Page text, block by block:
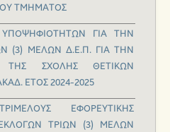
ΤΜΗΜΑΤΟΣ
ΓΙΑ ΤΗΝ
(3) ΜΕΛΩΝ Δ.Ε.Π. ΓΙΑ ΤΗΝ
ΤΗΣ ΣΧΟΛΗΣ ΘΕΤΙΚΩΝ
ΕΤΟΣ 2024-2025
ΕΦΟΡΕΥΤΙΚΗΣ
ΤΡΙΩΝ (3) ΜΕΛΩΝ